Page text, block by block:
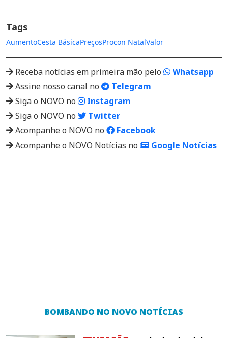
Tags
AumentoCesta BásicaPreçosProcon NatalValor
Receba notícias em primeira mão pelo
Whatsapp
Assine nosso canal no
Telegram
Siga o NOVO no
Instagram
Siga o NOVO no
Twitter
Acompanhe o NOVO no
Facebook
Acompanhe o NOVO Notícias no
Google Notícias
BOMBANDO NO NOVO NOTÍCIAS